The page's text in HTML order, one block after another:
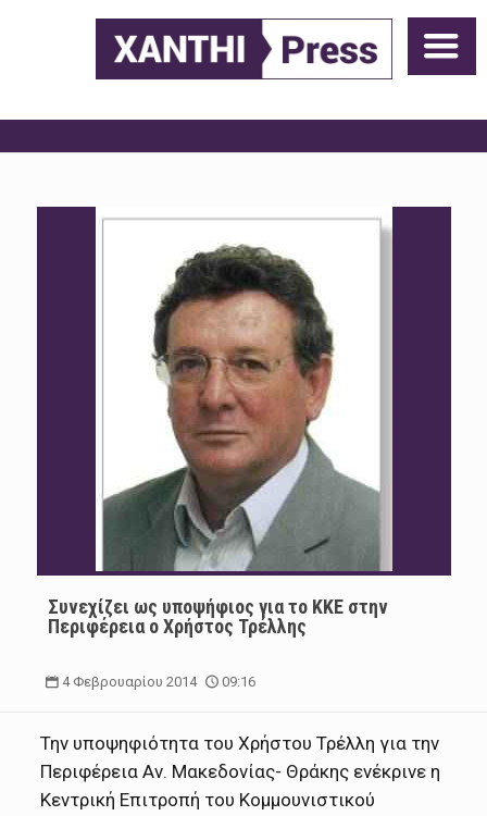
Συνεχίζει ως υποψήφιος για το ΚΚΕ στην
Περιφέρεια ο Χρήστος Τρέλλης
4 Φεβρουαρίου 2014 09:16
Την υποψηφιότητα του Χρήστου Τρέλλη για την
Περιφέρεια Αν. Μακεδονίας- Θράκης ενέκρινε η
Κεντρική Επιτροπή του Κομμουνιστικού